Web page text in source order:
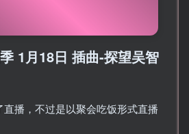
1月18日 插曲-探望吴智
直播，不过是以聚会吃饭形式直播